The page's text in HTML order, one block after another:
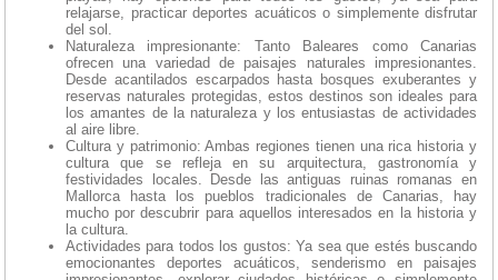
relajarse, practicar deportes acuáticos o simplemente disfrutar
del sol.
Naturaleza impresionante: Tanto Baleares como Canarias
ofrecen una variedad de paisajes naturales impresionantes.
Desde acantilados escarpados hasta bosques exuberantes y
reservas naturales protegidas, estos destinos son ideales para
los amantes de la naturaleza y los entusiastas de actividades
al aire libre.
Cultura y patrimonio: Ambas regiones tienen una rica historia y
cultura que se refleja en su arquitectura, gastronomía y
festividades locales. Desde las antiguas ruinas romanas en
Mallorca hasta los pueblos tradicionales de Canarias, hay
mucho por descubrir para aquellos interesados en la historia y
la cultura.
Actividades para todos los gustos: Ya sea que estés buscando
emocionantes deportes acuáticos, senderismo en paisajes